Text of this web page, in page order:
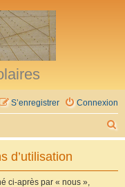
Connexion
S’enregistrer
e
d’utilisation
ci-après par « nous »,